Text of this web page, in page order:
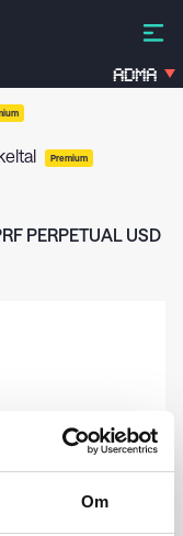
Om
ADMA
Premium
PERPETUAL USD